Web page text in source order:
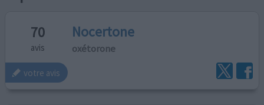
70
avis
Nocertone
oxétorone
votre avis